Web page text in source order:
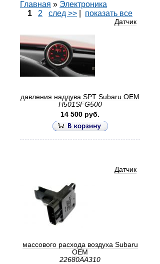
Главная » Электроника
1
2 след >> показать все
Датчик
давления наддува SPT Subaru OEM
H501SFG500
14 500 руб.
Датчик
массового расхода воздуха Subaru
OEM
22680AA310